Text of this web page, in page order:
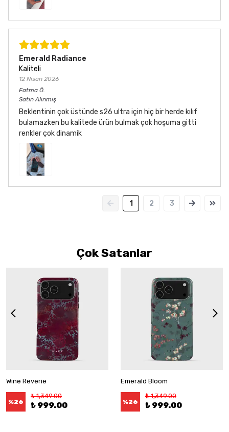
Emerald Radiance
Kaliteli
12 Nisan 2026
Fatma Ö.
Satın Alınmış
Beklentinin çok üstünde s26 ultra için hiç bir herde kılıf
bulamazken bu kalitede ürün bulmak çok hoşuma gitti
renkler çok dinamik
1 2 3
Çok Satanlar
Wine Reverie
%26
₺ 1,349.00
₺ 999.00
Emerald Bloom
%26
₺ 1,349.00
₺ 999.00